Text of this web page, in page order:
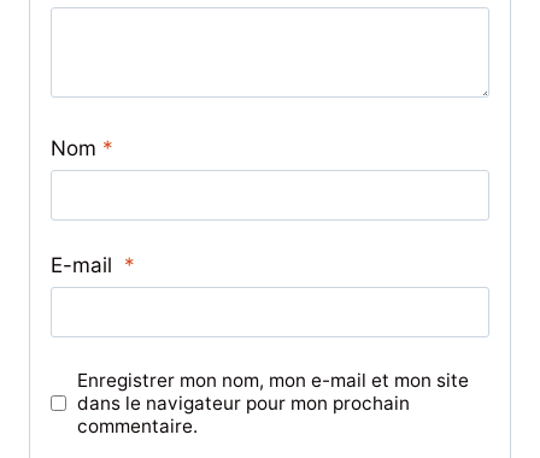
Nom *
E-mail *
Enregistrer mon nom, mon e-mail et mon site
dans le navigateur pour mon prochain
commentaire.